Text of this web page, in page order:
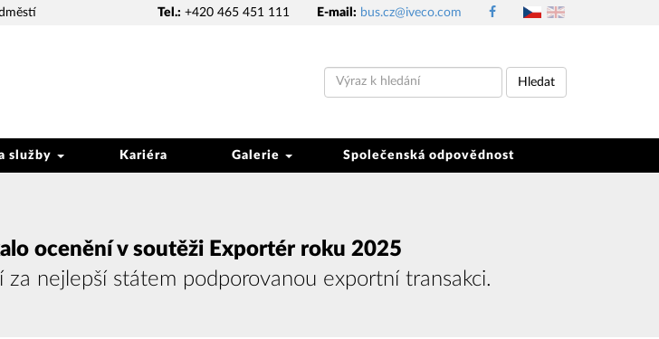
Tel.: +420 465 451 111 E-mail: bus.cz@iveco.com
Hledat
služby Kariéra Galerie Společenská odpovědnost
ocenění v soutěži Exportér roku 2025
za nejlepší státem podporovanou exportní transakci.